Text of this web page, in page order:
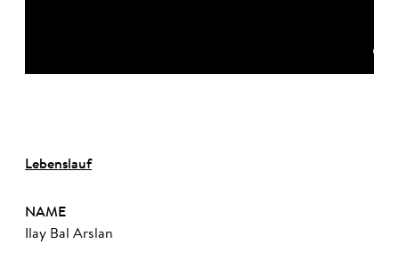
©
Lebenslauf
NAME
Ilay Bal Arslan